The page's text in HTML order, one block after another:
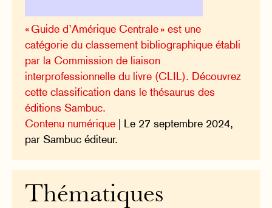
« Guide d’Amérique Centrale » est une
catégorie du classement bibliographique établi
par la Commission de liaison
interprofessionnelle du livre (CLIL). Découvrez
cette classification dans le thésaurus des
éditions Sambuc.
Contenu numérique | Le 27 septembre 2024,
par Sambuc éditeur.
Thématiques